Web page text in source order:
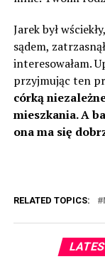
Jarek był
sądem,
interesowałam.
przyjmując ten
córką
mieszkania. A
ona ma się
RELATED TOPICS: